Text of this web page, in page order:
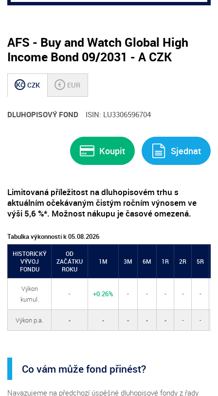
AFS - Buy and Watch Global High
Income Bond 09/2031 - A CZK
Kč CZK € EUR
DLUHOPISOVÝ FOND ISIN: LU3306596704
Koupit Sjednat
Limitovaná příležitost na dluhopisovém trhu s
aktuálním očekávaným čistým ročním výnosem ve
výši 5,6 %*. Možnost nákupu je časové omezená.
Tabulka výkonnosti k 05.08.2026
HISTORICKÝ
VÝVOJ
FONDU
OD
ZAČÁTKU
ROKU
1M 3M 6M 1R 2R 5R
Výkon
kumul.
- +0.26% - - - - -
Výkon p.a. - - - - - - -
Co vám může fond přinést?
Navazujeme na předchozí úspěšné dluhopisové fondy z řady